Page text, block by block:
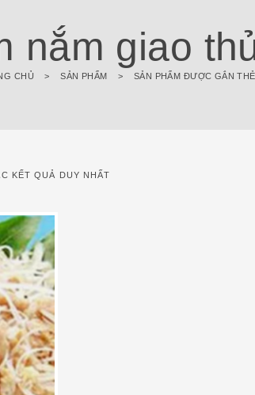
nắm giao
CHỦ > SẢN PHẨM > SẢN PHẨM ĐƯỢC GẮN
KẾT QUẢ DUY NHẤT